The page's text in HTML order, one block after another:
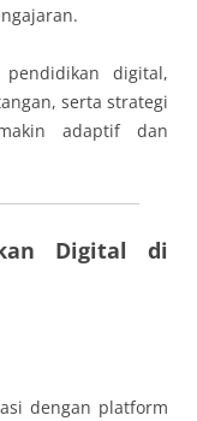
digital,
serta strategi
adaptif dan
Digital di
dengan platform